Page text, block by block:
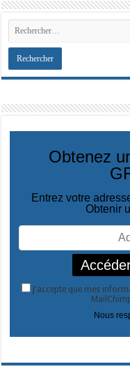
Obtenez
Entrez votre
Obtenir
J'accepte que mes
Nous